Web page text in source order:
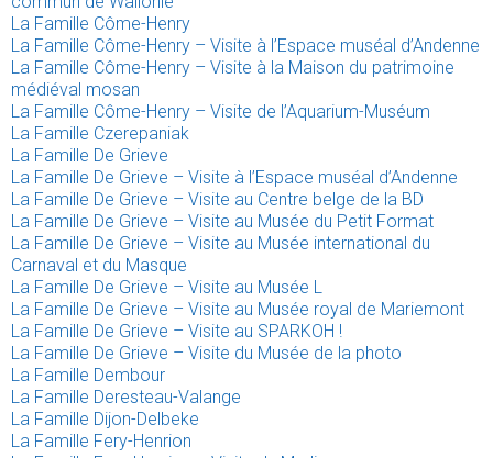
La Famille Côme-Henry
La Famille Côme-Henry – Visite à l’Espace muséal d’Andenne
La Famille Côme-Henry – Visite à la Maison du patrimoine
médiéval mosan
La Famille Côme-Henry – Visite de l’Aquarium-Muséum
La Famille Czerepaniak
La Famille De Grieve
La Famille De Grieve – Visite à l’Espace muséal d’Andenne
La Famille De Grieve – Visite au Centre belge de la BD
La Famille De Grieve – Visite au Musée du Petit Format
La Famille De Grieve – Visite au Musée international du
Carnaval et du Masque
La Famille De Grieve – Visite au Musée L
La Famille De Grieve – Visite au Musée royal de Mariemont
La Famille De Grieve – Visite au SPARKOH !
La Famille De Grieve – Visite du Musée de la photo
La Famille Dembour
La Famille Deresteau-Valange
La Famille Dijon-Delbeke
La Famille Fery-Henrion